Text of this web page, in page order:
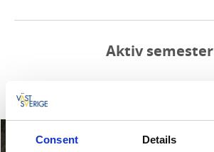
Consent Details
Aktiv semester